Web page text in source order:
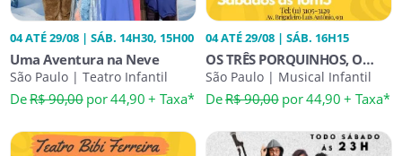
04 ATÉ 29/08 | SÁB. 14H30, 15H00
Uma Aventura na Neve
São Paulo | Teatro Infantil
DeR$ 90,00por 44,90 + Taxa*
04 ATÉ 29/08 | SÁB. 16H15
OS TRÊS PORQUINHOS, O
MUSICAL
São Paulo | Musical Infantil
DeR$ 90,00por 44,90 + Taxa*